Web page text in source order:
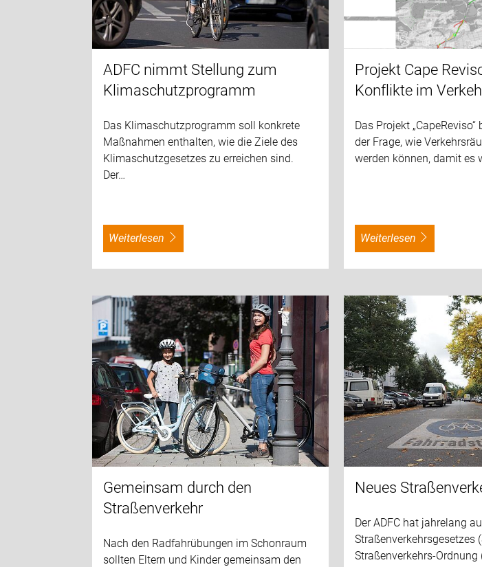
ADFC nimmt Stellung zum
Klimaschutzprogramm
Das Klimaschutzprogramm soll konkrete
Maßnahmen enthalten, wie die Ziele des
Klimaschutzgesetzes zu erreichen sind.
Der…
weiterlesen
Projekt Cape
Konflikte im
Das Projekt
der Frage, wie
werden können, damit es
weiterlesen
Gemeinsam durch den
Straßenverkehr
Nach den Radfahrübungen im Schonraum
sollten Eltern und Kinder gemeinsam den
Neues
Der ADFC hat jahrelang
Straßenverkehrsgesetzes
Straßenverkehrs-Ordnung